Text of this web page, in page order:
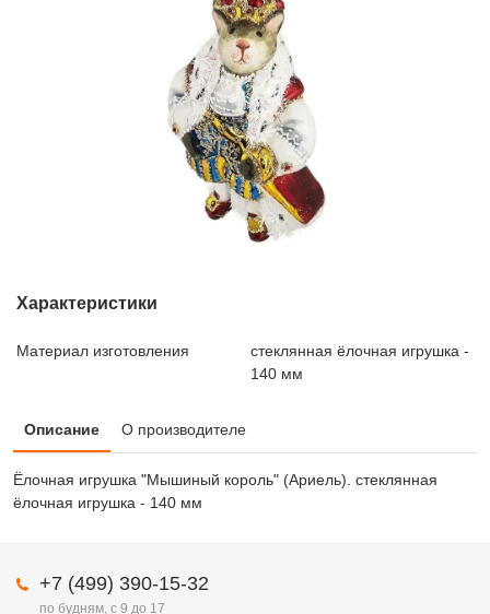
Характеристики
Материал изготовления
стеклянная ёлочная игрушка -
140 мм
Описание О производителе
Ёлочная игрушка "Мышиный король" (Ариель). стеклянная
ёлочная игрушка - 140 мм
+7 (499) 390-15-32
по будням, с 9 до 17